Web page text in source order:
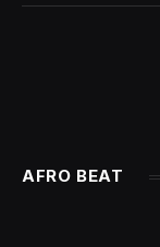
AFRO BEAT